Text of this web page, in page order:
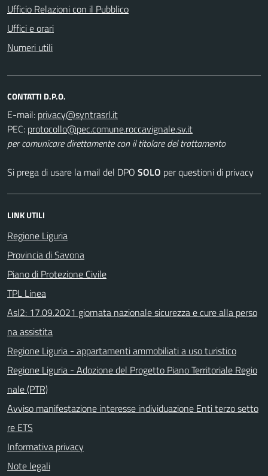
Ufficio Relazioni con il Pubblico
Uffici e orari
Numeri utili
CONTATTI D.P.O.
E-mail:
PEC:
per comunicare direttamente con il titolare del trattamento
Si prega di usare la mail del DPO SOLO per questioni di privacy
LINK UTILI
Regione Liguria
Provincia di Savona
Piano di Protezione Civile
TPL Linea
Asl2: 17.09.2021 giornata nazionale sicurezza e cure alla perso
na assistita
Regione Liguria - appartamenti ammobiliati a uso turistico
Regione Liguria - Adozione del Progetto Piano Territoriale Regio
nale (PTR)
Avviso manifestazione interesse individuazione Enti terzo setto
re ETS
Informativa privacy
Note legali